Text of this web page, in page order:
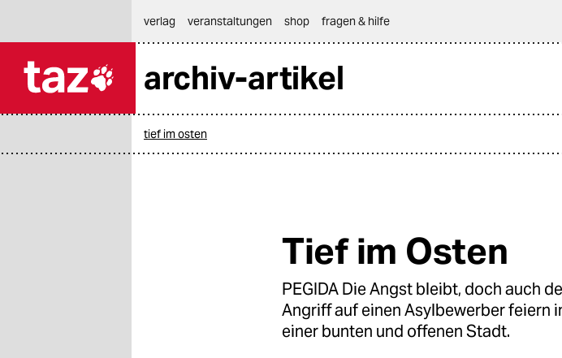
themen
verlag
veranstaltungen shop fragen & hilfe
archiv-artikel
tief im osten
Tief im Osten
PEGIDA Die Angst bleibt, doch auch
Angriff auf einen Asylbewerber feiern
einer bunten und offenen Stadt.